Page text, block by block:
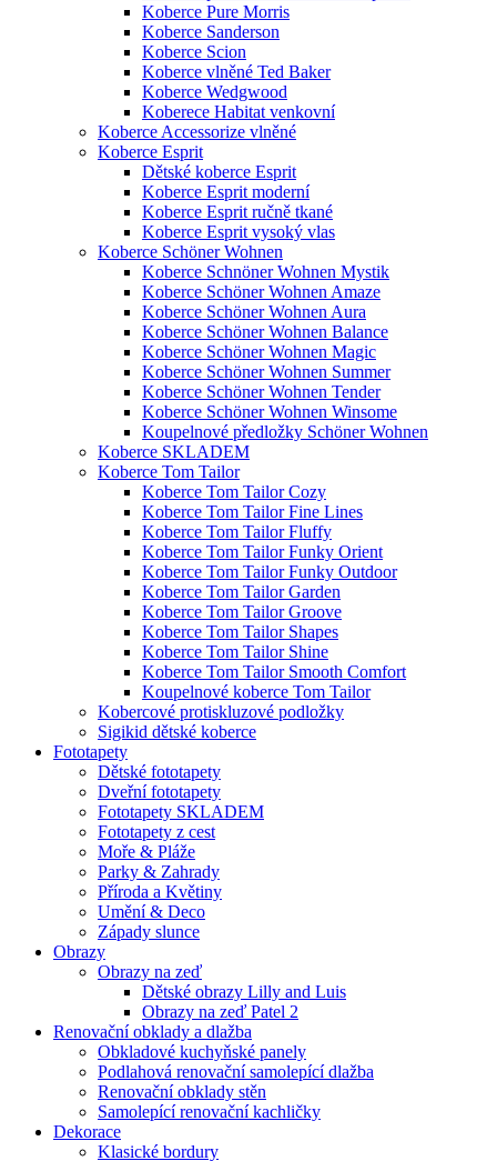
Koberce Pure Morris
Koberce Sanderson
Koberce Scion
Koberce vlněné Ted Baker
Koberce Wedgwood
Koberece Habitat venkovní
Koberce Accessorize vlněné
Koberce Esprit
Dětské koberce Esprit
Koberce Esprit moderní
Koberce Esprit ručně tkané
Koberce Esprit vysoký vlas
Koberce Schöner Wohnen
Koberce Schnöner Wohnen Mystik
Koberce Schöner Wohnen Amaze
Koberce Schöner Wohnen Aura
Koberce Schöner Wohnen Balance
Koberce Schöner Wohnen Magic
Koberce Schöner Wohnen Summer
Koberce Schöner Wohnen Tender
Koberce Schöner Wohnen Winsome
Koupelnové předložky Schöner Wohnen
Koberce SKLADEM
Koberce Tom Tailor
Koberce Tom Tailor Cozy
Koberce Tom Tailor Fine Lines
Koberce Tom Tailor Fluffy
Koberce Tom Tailor Funky Orient
Koberce Tom Tailor Funky Outdoor
Koberce Tom Tailor Garden
Koberce Tom Tailor Groove
Koberce Tom Tailor Shapes
Koberce Tom Tailor Shine
Koberce Tom Tailor Smooth Comfort
Koupelnové koberce Tom Tailor
Kobercové protiskluzové podložky
Sigikid dětské koberce
Fototapety
Dětské fototapety
Dveřní fototapety
Fototapety SKLADEM
Fototapety z cest
Moře & Pláže
Parky & Zahrady
Příroda a Květiny
Umění & Deco
Západy slunce
Obrazy
Obrazy na zeď
Dětské obrazy Lilly and Luis
Obrazy na zeď Patel 2
Renovační obklady a dlažba
Obkladové kuchyňské panely
Podlahová renovační samolepící dlažba
Renovační obklady stěn
Samolepící renovační kachličky
Dekorace
Klasické bordury